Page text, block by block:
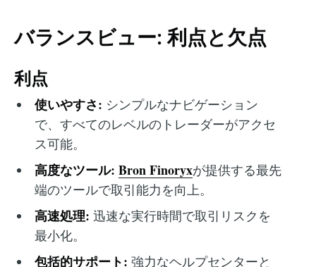
バランスビュー: 利点と欠点
利点
使いやすさ: シンプルなナビゲーション
で、すべてのレベルのトレーダーがアクセ
ス可能。
高度なツール: Bron Finoryxが提供する最先
端のツールで取引能力を向上。
高速処理: 迅速な実行時間で取引リスクを
最小化。
包括的サポート: 強力なヘルプセンターと